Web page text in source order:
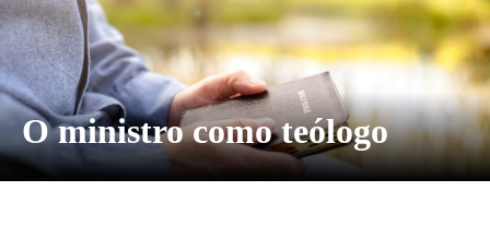
O ministro como teólogo